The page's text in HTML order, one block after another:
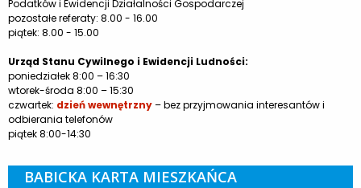
Podatków i Ewidencji Działalności Gospodarczej
pozostałe referaty: 8.00 - 16.00
piątek: 8.00 - 15.00
Urząd Stanu Cywilnego i Ewidencji Ludności:
poniedziałek 8:00 – 16:30
wtorek-środa 8:00 – 15:30
czwartek: dzień wewnętrzny– bez przyjmowania interesantów i
odbierania telefonów
piątek 8:00-14:30
BABICKA KARTA MIESZKAŃCA